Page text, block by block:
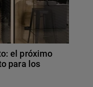
el próximo
para los